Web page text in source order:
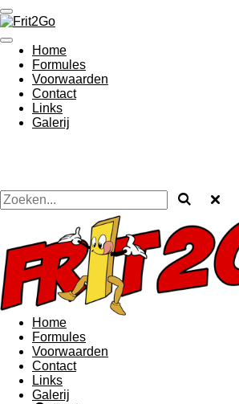
Ga
direct
naar
de
hoofdinhoud
Home
Formules
Voorwaarden
Contact
Links
Galerij
Home
Formules
Voorwaarden
Contact
Links
Galerij